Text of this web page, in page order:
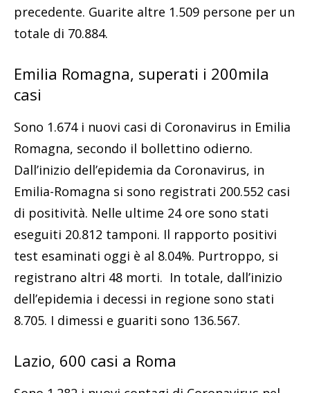
precedente. Guarite altre 1.509 persone per un
totale di 70.884.
Emilia Romagna, superati i 200mila
casi
Sono 1.674 i nuovi casi di Coronavirus in Emilia
Romagna, secondo il bollettino odierno.
Dall’inizio dell’epidemia da Coronavirus, in
Emilia-Romagna si sono registrati 200.552 casi
di positività. Nelle ultime 24 ore sono stati
eseguiti 20.812 tamponi. Il rapporto positivi
test esaminati oggi è al 8.04%. Purtroppo, si
registrano altri 48 morti. In totale, dall’inizio
dell’epidemia i decessi in regione sono stati
8.705. I dimessi e guariti sono 136.567.
Lazio, 600 casi a Roma